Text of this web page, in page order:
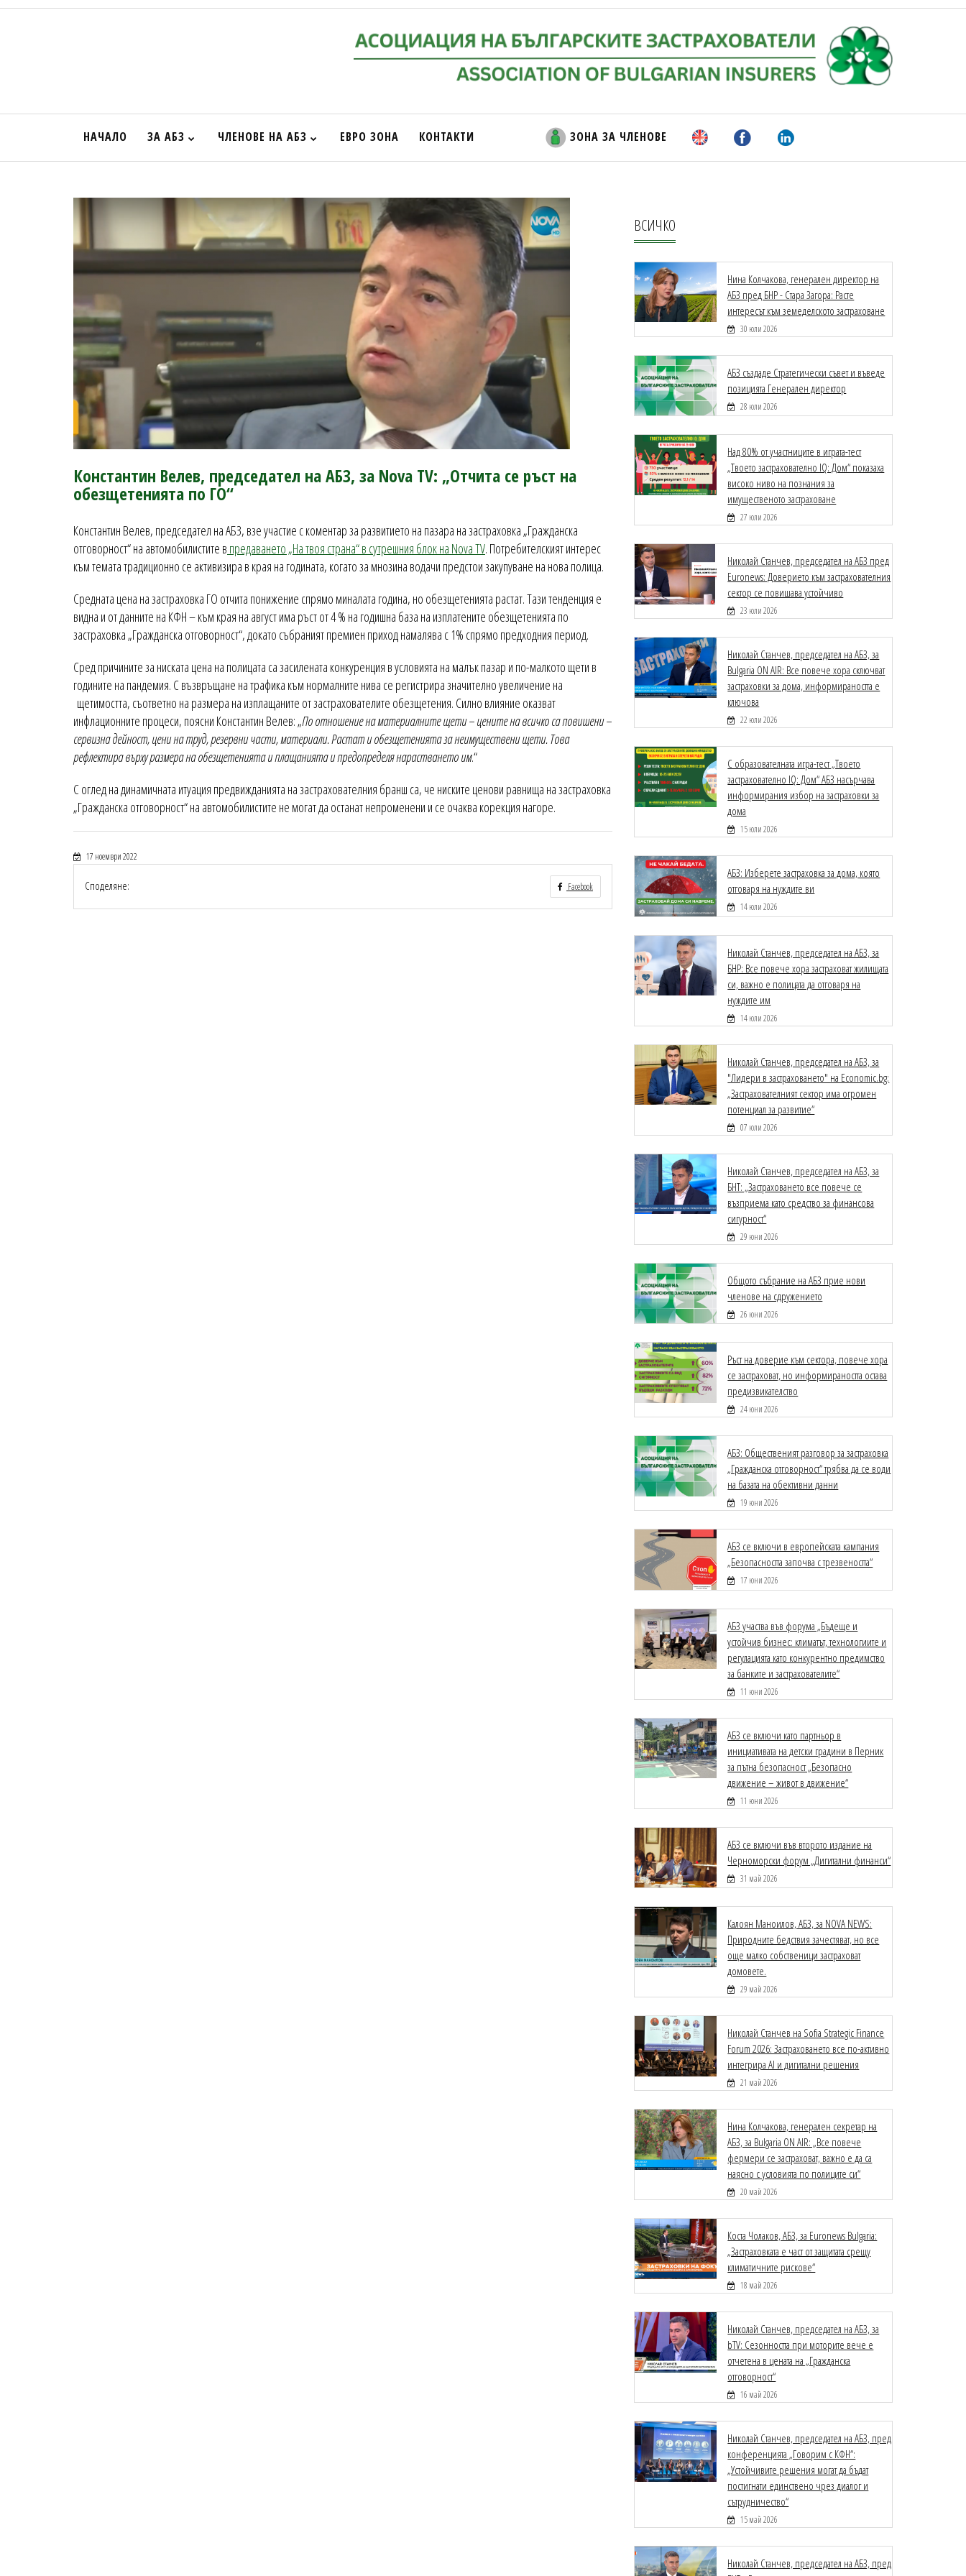
НАЧАЛО ЗА АБЗ ЧЛЕНОВЕ НА АБЗ ЕВРО ЗОНА КОНТАКТИ ЗОНА ЗА ЧЛЕНОВЕ
Константин Велев, председател на АБЗ, за Nova TV: „Отчита се ръст на
обезщетенията по ГО“
Константин Велев, председател на АБЗ, взе участие с коментар за развитието на пазара на застраховка „Гражданска
отговорност“ на автомобилистите в предаването „На твоя страна“ в сутрешния блок на Nova TV. Потребителският интерес
към темата традиционно се активизира в края на годината, когато за мнозина водачи предстои закупуване на нова полица.
Средната цена на застраховка ГО отчита понижение спрямо миналата година, но обезщетенията растат. Тази тенденция е
видна и от данните на КФН – към края на август има ръст от 4 % на годишна база на изплатените обезщетенията по
застраховка „Гражданска отговорност“, докато събраният премиен приход намалява с 1% спрямо предходния период.
Сред причините за ниската цена на полицата са засилената конкуренция в условията на малък пазар и по-малкото щети в
годините на пандемия. С възвръщане на трафика към нормалните нива се регистрира значително увеличение на
щетимостта, съответно на размера на изплащаните от застрахователите обезщетения. Силно влияние оказват
инфлационните процеси, поясни Константин Велев: „По отношение на материалните щети – цените на всичко са повишени –
сервизна дейност, цени на труд, резервни части, материали. Растат и обезщетенията за неимуществени щети. Това
рефлектира върху размера на обезщетенията и плащанията и предопределя нарастването им.“
С оглед на динамичната итуация предвижданията на застрахователния бранш са, че ниските ценови равнища на застраховка
„Гражданска отговорност“ на автомобилистите не могат да останат непроменени и се очаква корекция нагоре.
17 ноември 2022
Споделяне: Facebook
ВСИЧКО
Нина Колчакова, генерален директор на
АБЗ пред БНР - Стара Загора: Расте
интересът към земеделското застраховане
30 юли 2026
АБЗ създаде Стратегически съвет и въведе
позицията Генерален директор
28 юли 2026
Над 80% от участниците в играта-тест
„Твоето застрахователно IQ: Дом“ показаха
високо ниво на познания за
имущественото застраховане
27 юли 2026
Николай Станчев, председател на АБЗ пред
Euronews: Доверието към застрахователния
сектор се повишава устойчиво
23 юли 2026
Николай Станчев, председател на АБЗ, за
Bulgaria ON AIR: Все повече хора сключват
застраховки за дома, информираността е
ключова
22 юли 2026
С образователната игра-тест „Твоето
застрахователно IQ: Дом“ АБЗ насърчава
информирания избор на застраховки за
дома
15 юли 2026
АБЗ: Изберете застраховка за дома, която
отговаря на нуждите ви
14 юли 2026
Николай Станчев, председател на АБЗ, за
БНР: Все повече хора застраховат жилищата
си, важно е полицата да отговаря на
нуждите им
14 юли 2026
Николай Станчев, председател на АБЗ, за
"Лидери в застраховането" на Economic.bg:
„Застрахователният сектор има огромен
потенциал за развитие“
07 юли 2026
Николай Станчев, председател на АБЗ, за
БНТ: „Застраховането все повече се
възприема като средство за финансова
сигурност“
29 юни 2026
Общото събрание на АБЗ прие нови
членове на сдружението
26 юни 2026
Ръст на доверие към сектора, повече хора
се застраховат, но информираността остава
предизвикателство
24 юни 2026
АБЗ: Общественият разговор за застраховка
„Гражданска отговорност“ трябва да се води
на базата на обективни данни
19 юни 2026
АБЗ се включи в европейската кампания
„Безопасността започва с трезвеността“
17 юни 2026
АБЗ участва във форума „Бъдеще и
устойчив бизнес: климатът, технологиите и
регулацията като конкурентно предимство
за банките и застрахователите“
11 юни 2026
АБЗ се включи като партньор в
инициативата на детски градини в Перник
за пътна безопасност „Безопасно
движение – живот в движение“
11 юни 2026
АБЗ се включи във второто издание на
Черноморски форум „Дигитални финанси“
31 май 2026
Калоян Маноилов, АБЗ, за NOVA NEWS:
Природните бедствия зачестяват, но все
още малко собственици застраховат
домовете.
29 май 2026
Николай Станчев на Sofia Strategic Finance
Forum 2026: Застраховането все по-активно
интегрира AI и дигитални решения
21 май 2026
Нина Колчакова, генерален секретар на
АБЗ, за Bulgaria ON AIR: „Все повече
фермери се застраховат, важно е да са
наясно с условията по полиците си“
20 май 2026
Коста Чолаков, АБЗ, за Euronews Bulgaria:
„Застраховката е част от защитата срещу
климатичните рискове“
18 май 2026
Николай Станчев, председател на АБЗ, за
bTV: Сезонността при моторите вече е
отчетена в цената на „Гражданска
отговорност“
16 май 2026
Николай Станчев, председател на АБЗ, пред
конференцията „Говорим с КФН“:
„Устойчивите решения могат да бъдат
постигнати единствено чрез диалог и
сътрудничество“
15 май 2026
Николай Станчев, председател на АБЗ, пред